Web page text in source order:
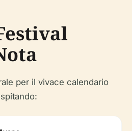
per il vivace calendario